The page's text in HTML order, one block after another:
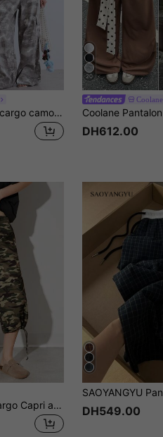
COUREZ Pantalon cargo camouflage oversize unisexe, streetwear Y2K pour femmes, bas d'été 100% coton vintage
20
Coolane
DH612.00
Easelle Pantalon cargo Capri ample utilitaire avec motif camouflage pour femmes DH549.00